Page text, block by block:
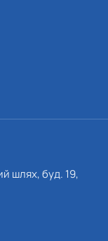
шлях, буд. 19,